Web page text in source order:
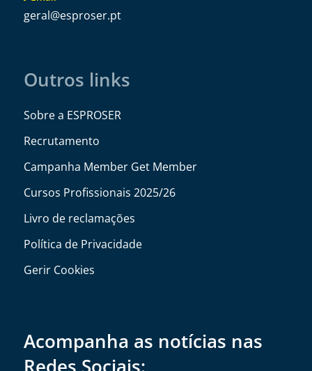
tp.resorpse
@lareg
Outros links
Sobre a ESPROSER
Recrutamento
Campanha Member Get Member
Cursos Profissionais 2025/26
Livro de reclamações
Política de Privacidade
Gerir Cookies
Acompanha as notícias nas